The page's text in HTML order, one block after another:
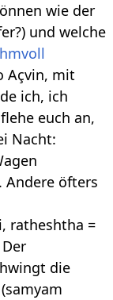
wie der
und welche
Açvin, mit
ich, ich
euch an,
Nacht:
Andere öfters
ratheshtha =
die